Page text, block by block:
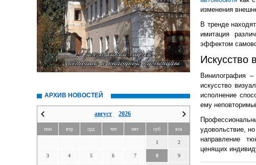
АРХИВ НОВОСТЕЙ
август 2026
пон втр срд чет пят суб вск
1 2
3 4 5 6 7 8 9
изменения
В тренде
имитация
эффектом
Искусство
Винилография
искусство
исполнение
ему
удовольствие,
направление
ценящих